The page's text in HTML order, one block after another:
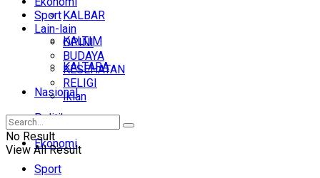
KALBAR
KALTIM
KALTARA
Nasional
Politik
Ekonomi
Sport
Sport
Lain-lain
OPINI
BUDAYA
KESEHATAN
RELIGI
Iklan
No Result
View All Result